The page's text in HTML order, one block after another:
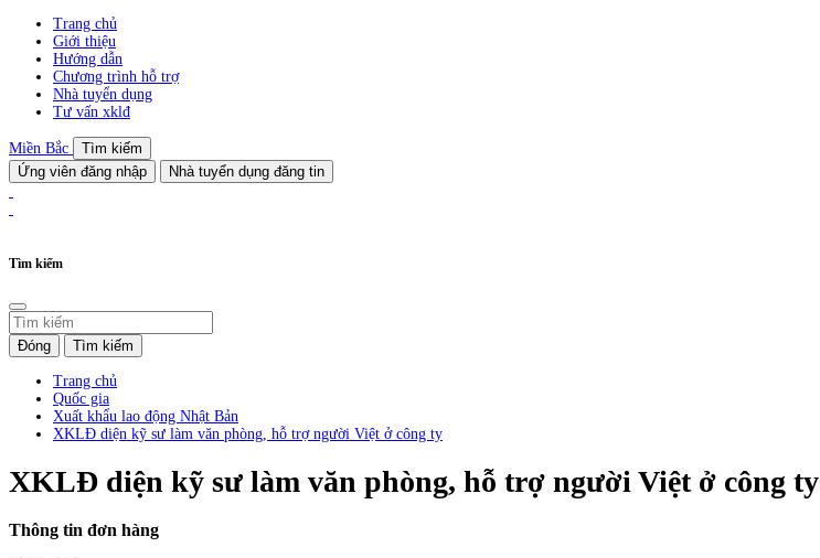
Trang chủ
Giới thiệu
Hướng dẫn
Chương trình hỗ trợ
Nhà tuyển dụng
Tư vấn xklđ
Miền Bắc
Tìm kiếm
Ứng viên đăng nhập
Nhà tuyển dụng đăng tin
Tìm kiếm
Đóng Tìm kiếm
Trang chủ
Quốc gia
Xuất khẩu lao động Nhật Bản
XKLĐ diện kỹ sư làm văn phòng, hỗ trợ người Việt ở công ty
XKLĐ diện kỹ sư làm văn phòng, hỗ trợ người Việt ở công ty
Thông tin đơn hàng